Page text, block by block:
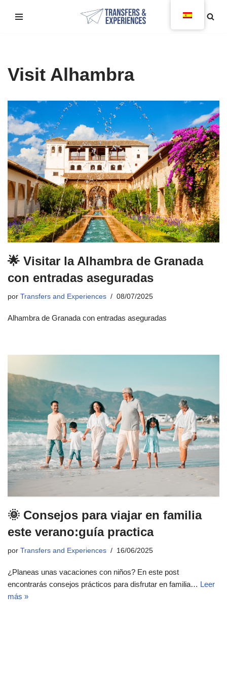
Visit Alhambra
🌟 Visitar la Alhambra de Granada
con entradas aseguradas
por Transfers and Experiences 08/07/2025
Alhambra de Granada con entradas aseguradas
🌞 Consejos para viajar en familia
este verano:guía practica
por Transfers and Experiences 16/06/2025
¿Planeas unas vacaciones con niños? En este post
encontrarás consejos prácticos para disfrutar en familia… Leer
más »